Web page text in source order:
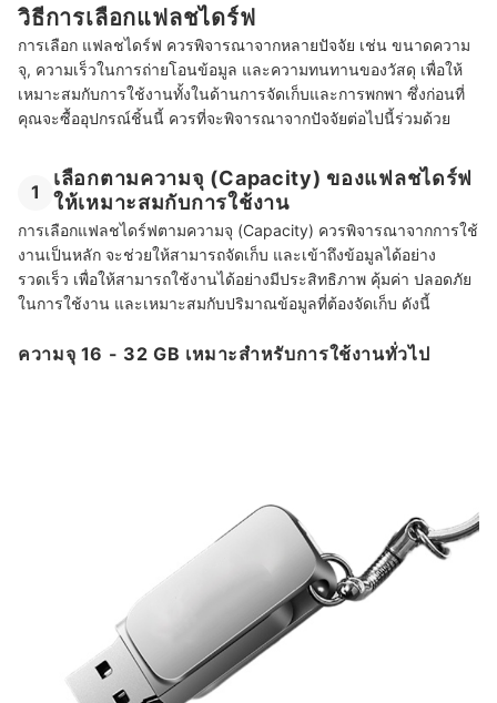
วิธีการเลือกแฟลชไดร์ฟ
การเลือก แฟลชไดร์ฟ ควรพิจารณาจากหลายปัจจัย เช่น ขนาดความ
จุ, ความเร็วในการถ่ายโอนข้อมูล และความทนทานของวัสดุ เพื่อให้
เหมาะสมกับการใช้งานทั้งในด้านการจัดเก็บและการพกพา ซึ่งก่อนที่
คุณจะซื้ออุปกรณ์ชิ้นนี้ ควรที่จะพิจารณาจากปัจจัยต่อไปนี้ร่วมด้วย
1
เลือกตามความจุ (Capacity) ของแฟลชไดร์ฟ
ให้เหมาะสมกับการใช้งาน
การเลือกแฟลชไดร์ฟตามความจุ (Capacity) ควรพิจารณาจากการใช้
งานเป็นหลัก จะช่วยให้สามารถจัดเก็บ และเข้าถึงข้อมูลได้อย่าง
รวดเร็ว เพื่อให้สามารถใช้งานได้อย่างมีประสิทธิภาพ คุ้มค่า ปลอดภัย
ในการใช้งาน และเหมาะสมกับปริมาณข้อมูลที่ต้องจัดเก็บ ดังนี้
ความจุ 16 - 32 GB เหมาะสำหรับการใช้งานทั่วไป